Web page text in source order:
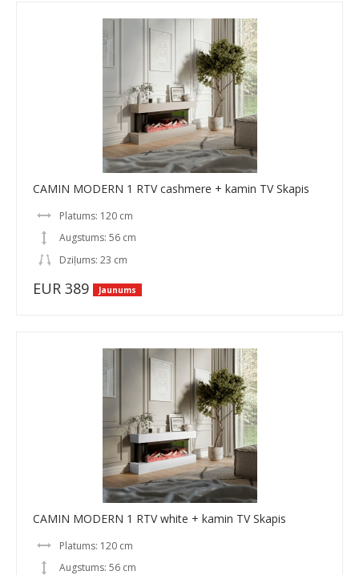
CAMIN MODERN 1 RTV cashmere + kamin TV Skapis
Platums: 120 cm
Augstums: 56 cm
Dziļums: 23 cm
EUR 389 Jaunums
CAMIN MODERN 1 RTV white + kamin TV Skapis
Platums: 120 cm
Augstums: 56 cm